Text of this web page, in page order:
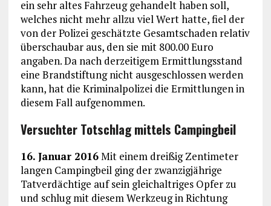
ein sehr altes Fahrzeug gehandelt haben soll,
welches nicht mehr allzu viel Wert hatte, fiel der
von der Polizei geschätzte Gesamtschaden relativ
überschaubar aus, den sie mit 800.00 Euro
angaben. Da nach derzeitigem Ermittlungsstand
eine Brandstiftung nicht ausgeschlossen werden
kann, hat die Kriminalpolizei die Ermittlungen in
diesem Fall aufgenommen.
Versuchter Totschlag mittels Campingbeil
16. Januar 2016Mit einem dreißig Zentimeter
langen Campingbeil ging der zwanzigjährige
Tatverdächtige auf sein gleichaltriges Opfer zu
und schlug mit diesem Werkzeug in Richtung